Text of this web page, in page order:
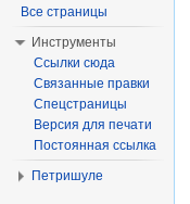
Все страницы
Инструменты
Ссылки сюда
Связанные правки
Спецстраницы
Версия для печати
Постоянная ссылка
Петришуле